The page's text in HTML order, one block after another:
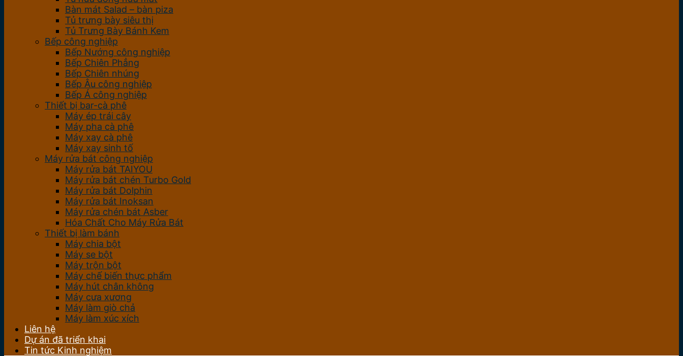
Bàn mát Salad – bàn piza
Tủ trưng bày siêu thị
Tủ Trưng Bày Bánh Kem
Bếp công nghiệp
Bếp Nướng công nghiệp
Bếp Chiên Phẳng
Bếp Chiên nhúng
Bếp Âu công nghiệp
Bếp Á công nghiệp
Thiết bị bar-cà phê
Máy ép trái cây
Máy pha cà phê
Máy xay cà phê
Máy xay sinh tố
Máy rửa bát công nghiệp
Máy rửa bát TAIYOU
Máy rửa bát chén Turbo Gold
Máy rửa bát Dolphin
Máy rửa bát Inoksan
Máy rửa chén bát Asber
Hóa Chất Cho Máy Rửa Bát
Thiết bị làm bánh
Máy chia bột
Máy se bột
Máy trộn bột
Máy chế biến thực phẩm
Máy hút chân không
Máy cưa xương
Máy làm giò chả
Máy làm xúc xích
Liên hệ
Dự án đã triển khai
Tin tức Kinh nghiệm